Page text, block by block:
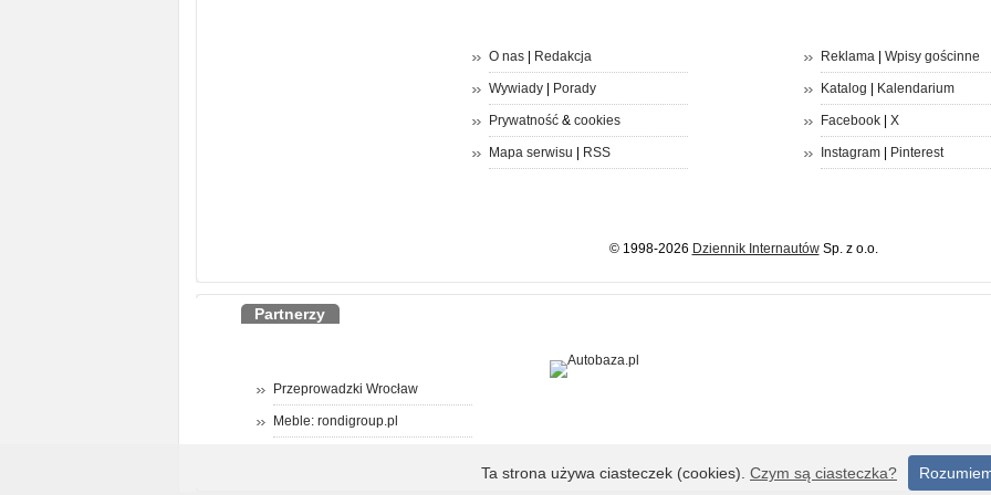
O nas| Redakcja
Wywiady| Porady
Prywatność& cookies
Mapa serwisu RSS
Reklama| Wpisy gościnne
Katalog Kalendarium
Facebook| X
Instagram| Pinterest
© 1998-2026 Dziennik InternautówSp. z o.o.
Partnerzy
Przeprowadzki Wrocław
Meble: rondigroup.pl
Ta strona używa ciasteczek (cookies). Czym są ciasteczka?